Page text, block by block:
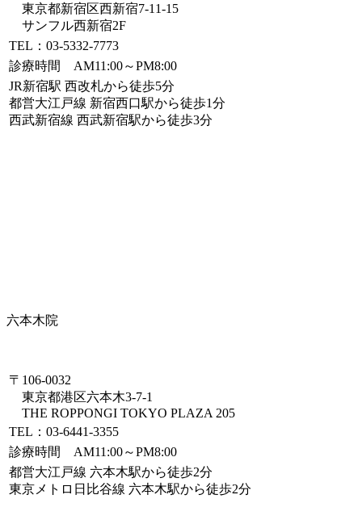
東京都新宿区西新宿7-11-15
サンフル西新宿2F
TEL：03-5332-7773
診療時間 AM11:00～PM8:00
JR新宿駅 西改札から徒歩5分
都営大江戸線 新宿西口駅から徒歩1分
西武新宿線 西武新宿駅から徒歩3分
六本木院
〒106-0032
東京都港区六本木3-7-1
THE ROPPONGI TOKYO PLAZA 205
TEL：03-6441-3355
診療時間 AM11:00～PM8:00
都営大江戸線 六本木駅から徒歩2分
東京メトロ日比谷線 六本木駅から徒歩2分